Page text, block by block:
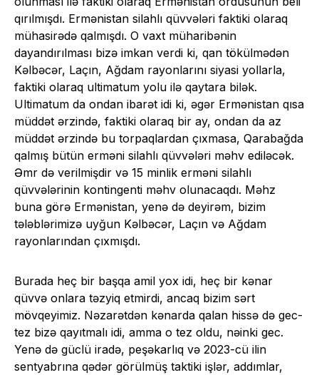
qırılmışdı. Ermənistan silahlı qüvvələri faktiki olaraq
mühasirədə qalmışdı. O vaxt müharibənin
dayandırılması bizə imkan verdi ki, qan tökülmədən
Kəlbəcər, Laçın, Ağdam rayonlarını siyasi yollarla,
faktiki olaraq ultimatum yolu ilə qaytara bilək.
Ultimatum da ondan ibarət idi ki, əgər Ermənistan qısa
müddət ərzində, faktiki olaraq bir ay, ondan da az
müddət ərzində bu torpaqlardan çıxmasa, Qarabağda
qalmış bütün erməni silahlı qüvvələri məhv ediləcək.
Əmr də verilmişdir və 15 minlik erməni silahlı
qüvvələrinin kontingenti məhv olunacaqdı. Məhz
buna görə Ermənistan, yenə də deyirəm, bizim
tələblərimizə uyğun Kəlbəcər, Laçın və Ağdam
rayonlarından çıxmışdı.
Burada heç bir başqa amil yox idi, heç bir kənar
qüvvə onlara təzyiq etmirdi, ancaq bizim sərt
mövqeyimiz. Nəzarətdən kənarda qalan hissə də gec-
tez bizə qayıtmalı idi, amma o tez oldu, nəinki gec.
Yenə də güclü iradə, peşəkarlıq və 2023-cü ilin
sentyabrına qədər görülmüş taktiki işlər, addımlar,